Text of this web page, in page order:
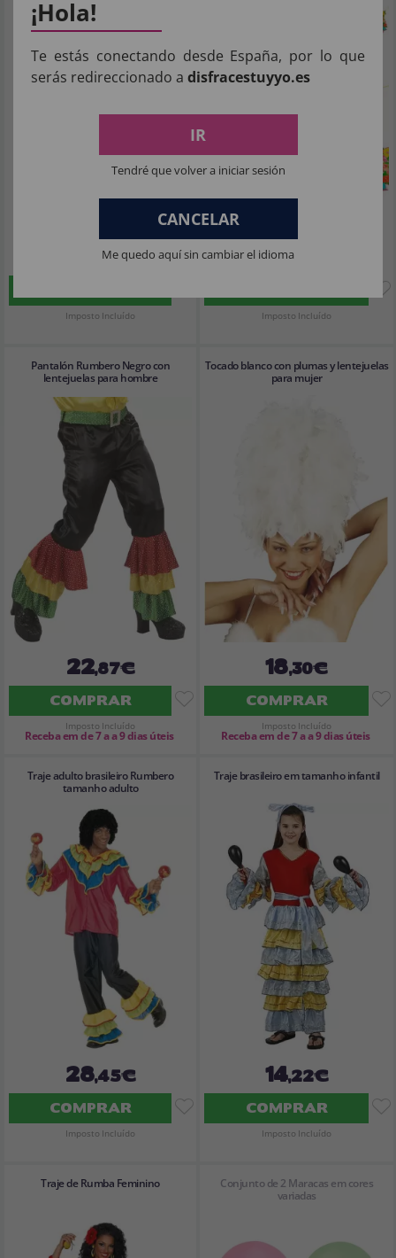
,32€
Imposto Incluído
2,02€
Imposto Incluído
Pantalón Rumbero Negro con
lentejuelas para hombre
22,87€
COMPRAR
Imposto Incluído
Receba em de 7 a a 9 dias úteis
Tocado blanco con plumas y lentejuelas
para mujer
18,30€
COMPRAR
Imposto Incluído
Receba em de 7 a a 9 dias úteis
Traje adulto brasileiro Rumbero
tamanho adulto
28,45€
COMPRAR
Imposto Incluído
Traje brasileiro em tamanho infantil
14,22€
COMPRAR
Imposto Incluído
Traje de Rumba Feminino
Conjunto de 2 Maracas em cores
variadas
¡Hola!
Te estás conectando desde España, por lo que
serás redireccionado a disfracestuyyo.es
IR
Tendré que volver a iniciar sesión
CANCELAR
Me quedo aquí sin cambiar el idioma